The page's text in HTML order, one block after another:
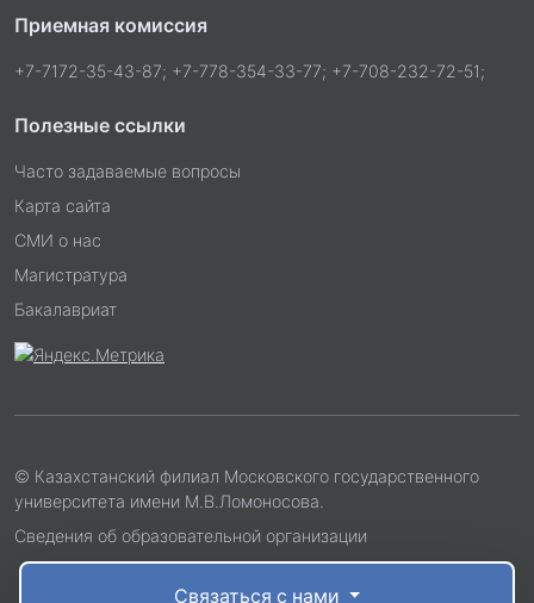
Приемная комиссия
+7-7172-35-43-87; +7-778-354-33-77; +7-708-232-72-51;
Полезные ссылки
Часто задаваемые вопросы
Карта сайта
СМИ о нас
Магистратура
Бакалавриат
© Казахстанский филиал Московского государственного
университета имени М.В.Ломоносова.
Сведения об образовательной организации
Связаться с нами